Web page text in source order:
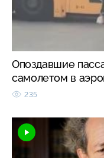
Опоздавшие
самолетом в
235